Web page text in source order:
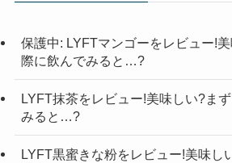
保護中: LYFTマンゴーをレビュー!
際に飲んでみると…?
LYFT抹茶をレビュー!美味しい?ま
みると…?
LYFT黒蜜きな粉をレビュー!美味し